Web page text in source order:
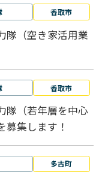
香取市
隊（空き家活用業
香取市
隊（若年層を中心
募集します！
多古町